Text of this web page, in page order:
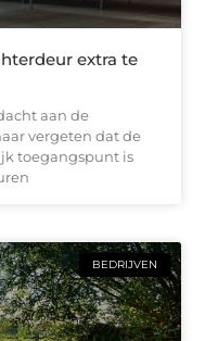
extra te
aan de
vergeten dat de
toegangspunt is
BEDRIJVEN